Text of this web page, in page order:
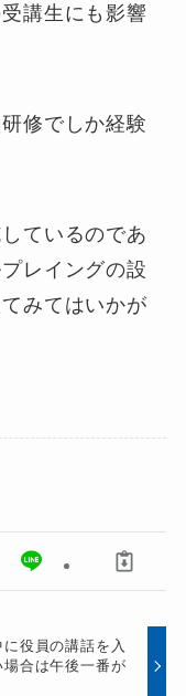
講生にも影響
修でしか経験
ているのであ
レイングの設
みてはいかが
に役員の講話を入
場合は午後一番が